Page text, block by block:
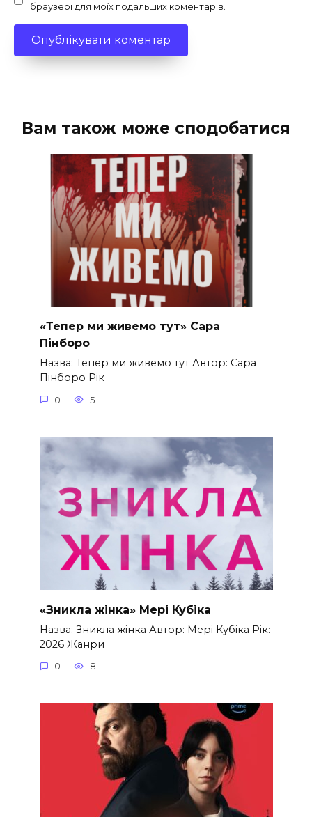
браузері для моїх подальших коментарів.
Вам також може сподобатися
«Тепер ми живемо тут» Сара
Пінборо
Назва: Тепер ми живемо тут Автор: Сара
Пінборо Рік
0 5
«Зникла жінка» Мері Кубіка
Назва: Зникла жінка Автор: Мері Кубіка Рік:
2026 Жанри
0 8